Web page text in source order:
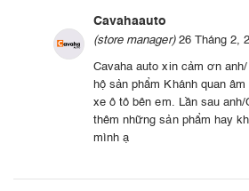
Cavahaauto
(store manager) 26 Tháng 2,
Cavaha auto xin cảm ơn
hộ sản phẩm Khánh quan
xe ô tô bên em. Lần sau
thêm những sản phẩm hay
mình ạ